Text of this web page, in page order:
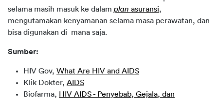
selama masih masuk ke dalam plan asuransi,
mengutamakan kenyamanan selama masa perawatan, dan
bisa digunakan di  mana saja.
Sumber:
HIV Gov, What Are HIV and AIDS
Klik Dokter, AIDS
Biofarma, HIV AIDS - Penyebab, Gejala, dan